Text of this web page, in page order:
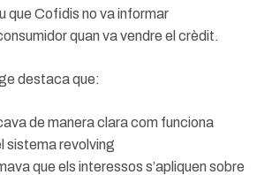
que Cofidis no va informar
quan va vendre el crèdit.
destaca que:
de manera clara com funciona
sistema revolving
que els interessos s’apliquen sobre